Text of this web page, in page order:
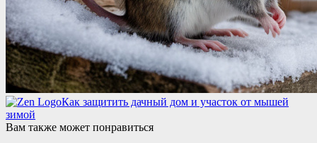
Как защитить дачный дом и участок от мышей
зимой
Вам также может понравиться